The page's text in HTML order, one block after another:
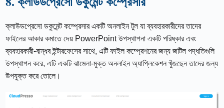
ক্লাউডপ্রেসো ডকুমেন্ট কম্প্রেসার একটি অনলাইন টুল যা ব্যবহারকারীদের তাদের
ফাইলের আকার কমাতে দেয় PowerPoint উপস্থাপনা একটি পরিষ্কার এবং
ব্যবহারকারী-বান্ধব ইন্টারফেসের সাথে, এটি ফাইল কম্প্রেশনের জন্য জটিল পদ্ধতিগুলি
উপস্থাপন করে, এটি একটি ঝামেলা-মুক্ত অনলাইন অ্যাপ্লিকেশন খুঁজছেন তাদের জন্য
উপযুক্ত করে তোলে।